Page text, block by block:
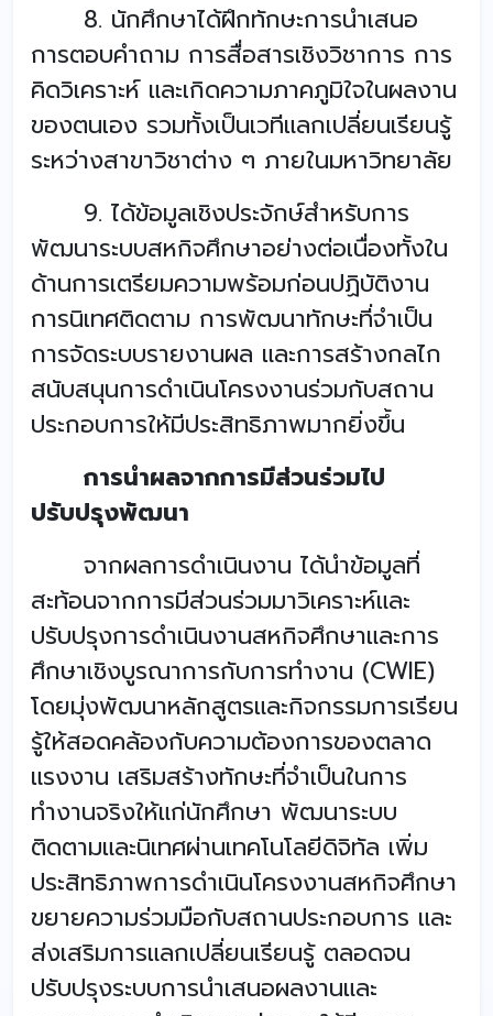
8. นักศึกษาได้ฝึกทักษะการนำเสนอ
การตอบคำถาม การสื่อสารเชิงวิชาการ การ
คิดวิเคราะห์ และเกิดความภาคภูมิใจในผลงาน
ของตนเอง รวมทั้งเป็นเวทีแลกเปลี่ยนเรียนรู้
ระหว่างสาขาวิชาต่าง ๆ ภายในมหาวิทยาลัย
9. ได้ข้อมูลเชิงประจักษ์สำหรับการ
พัฒนาระบบสหกิจศึกษาอย่างต่อเนื่องทั้งใน
ด้านการเตรียมความพร้อมก่อนปฏิบัติงาน
การนิเทศติดตาม การพัฒนาทักษะที่จำเป็น
การจัดระบบรายงานผล และการสร้างกลไก
สนับสนุนการดำเนินโครงงานร่วมกับสถาน
ประกอบการให้มีประสิทธิภาพมากยิ่งขึ้น
การนำผลจากการมีส่วนร่วมไป
ปรับปรุงพัฒนา
จากผลการดำเนินงาน ได้นำข้อมูลที่
สะท้อนจากการมีส่วนร่วมมาวิเคราะห์และ
ปรับปรุงการดำเนินงานสหกิจศึกษาและการ
ศึกษาเชิงบูรณาการกับการทำงาน (CWIE)
โดยมุ่งพัฒนาหลักสูตรและกิจกรรมการเรียน
รู้ให้สอดคล้องกับความต้องการของตลาด
แรงงาน เสริมสร้างทักษะที่จำเป็นในการ
ทำงานจริงให้แก่นักศึกษา พัฒนาระบบ
ติดตามและนิเทศผ่านเทคโนโลยีดิจิทัล เพิ่ม
ประสิทธิภาพการดำเนินโครงงานสหกิจศึกษา
ขยายความร่วมมือกับสถานประกอบการ และ
ส่งเสริมการแลกเปลี่ยนเรียนรู้ ตลอดจน
ปรับปรุงระบบการนำเสนอผลงานและ